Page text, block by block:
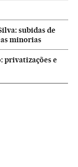
subidas de
minorias
privatizações e